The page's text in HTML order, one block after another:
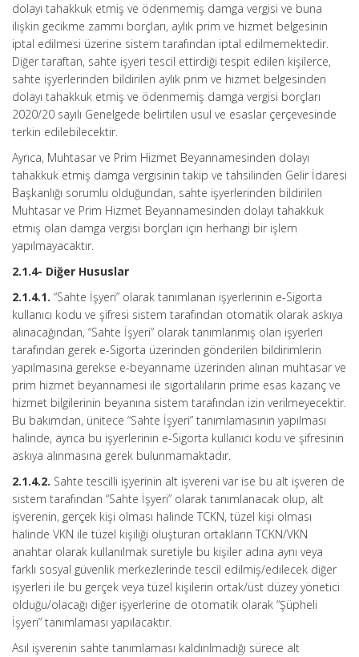
dolayı tahakkuk etmiş ve ödenmemiş damga vergisi ve buna
ilişkin gecikme zammı borçları, aylık prim ve hizmet belgesinin
iptal edilmesi üzerine sistem tarafından iptal edilmemektedir.
Diğer taraftan, sahte işyeri tescil ettirdiği tespit edilen kişilerce,
sahte işyerlerinden bildirilen aylık prim ve hizmet belgesinden
dolayı tahakkuk etmiş ve ödenmemiş damga vergisi borçları
2020/20 sayılı Genelgede belirtilen usul ve esaslar çerçevesinde
terkin edilebilecektir.
Ayrıca, Muhtasar ve Prim Hizmet Beyannamesinden dolayı
tahakkuk etmiş damga vergisinin takip ve tahsilinden Gelir İdaresi
Başkanlığı sorumlu olduğundan, sahte işyerlerinden bildirilen
Muhtasar ve Prim Hizmet Beyannamesinden dolayı tahakkuk
etmiş olan damga vergisi borçları için herhangi bir işlem
yapılmayacaktır.
2.1.4- Diğer Hususlar
2.1.4.1. “Sahte İşyeri” olarak tanımlanan işyerlerinin e-Sigorta
kullanıcı kodu ve şifresi sistem tarafından otomatik olarak askıya
alınacağından, “Sahte İşyeri” olarak tanımlanmış olan işyerleri
tarafından gerek e-Sigorta üzerinden gönderilen bildirimlerin
yapılmasına gerekse e-beyanname üzerinden alınan muhtasar ve
prim hizmet beyannamesi ile sigortalıların prime esas kazanç ve
hizmet bilgilerinin beyanına sistem tarafından izin verilmeyecektir.
Bu bakımdan, ünitece “Sahte İşyeri” tanımlamasının yapılması
halinde, ayrıca bu işyerlerinin e-Sigorta kullanıcı kodu ve şifresinin
askıya alınmasına gerek bulunmamaktadır.
2.1.4.2. Sahte tescilli işyerinin alt işvereni var ise bu alt işveren de
sistem tarafından “Sahte İşyeri” olarak tanımlanacak olup, alt
işverenin, gerçek kişi olması halinde TCKN, tüzel kişi olması
halinde VKN ile tüzel kişiliği oluşturan ortakların TCKN/VKN
anahtar olarak kullanılmak suretiyle bu kişiler adına aynı veya
farklı sosyal güvenlik merkezlerinde tescil edilmiş/edilecek diğer
işyerleri ile bu gerçek veya tüzel kişilerin ortak/üst düzey yönetici
olduğu/olacağı diğer işyerlerine de otomatik olarak “Şüpheli
İşyeri” tanımlaması yapılacaktır.
Asıl işverenin sahte tanımlaması kaldırılmadığı sürece alt